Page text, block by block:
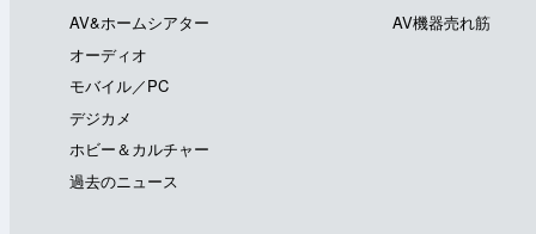
AV&ホームシアター
オーディオ
モバイル／PC
デジカメ
ホビー＆カルチャー
過去のニュース
AV機器売れ筋